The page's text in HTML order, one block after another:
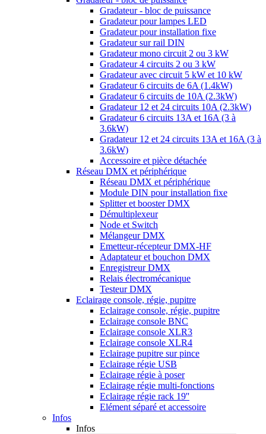
Gradateur - bloc de puissance
Gradateur pour lampes LED
Gradateur pour installation fixe
Gradateur sur rail DIN
Gradateur mono circuit 2 ou 3 kW
Gradateur 4 circuits 2 ou 3 kW
Gradateur avec circuit 5 kW et 10 kW
Gradateur 6 circuits de 6A (1.4kW)
Gradateur 6 circuits de 10A (2.3kW)
Gradateur 12 et 24 circuits 10A (2.3kW)
Gradateur 6 circuits 13A et 16A (3 à
3.6kW)
Gradateur 12 et 24 circuits 13A et 16A (3 à
3.6kW)
Accessoire et pièce détachée
Réseau DMX et périphérique
Réseau DMX et périphérique
Module DIN pour installation fixe
Splitter et booster DMX
Démultiplexeur
Node et Switch
Mélangeur DMX
Emetteur-récepteur DMX-HF
Adaptateur et bouchon DMX
Enregistreur DMX
Relais électromécanique
Testeur DMX
Eclairage console, régie, pupitre
Eclairage console, régie, pupitre
Eclairage console BNC
Eclairage console XLR3
Eclairage console XLR4
Eclairage pupitre sur pince
Eclairage régie USB
Eclairage régie à poser
Eclairage régie multi-fonctions
Eclairage régie rack 19''
Elément séparé et accessoire
Infos
Infos